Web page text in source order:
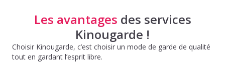
Les avantages des services
Kinougarde !
Choisir Kinougarde, c’est choisir un mode de garde de qualité
tout en gardant l’esprit libre.